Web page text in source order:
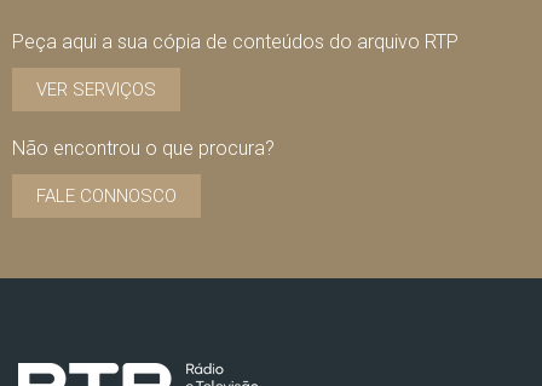
Peça aqui a sua cópia de conteúdos do arquivo RTP
VER SERVIÇOS
Não encontrou o que procura?
FALE CONNOSCO